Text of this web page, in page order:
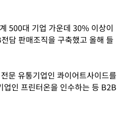
500대 기업 가운데 30% 이상이
담 판매조직을 구축했고 올해 들
문 유통기업인 콰이어트사이드를
인 프린터온을 인수하는 등 B2B